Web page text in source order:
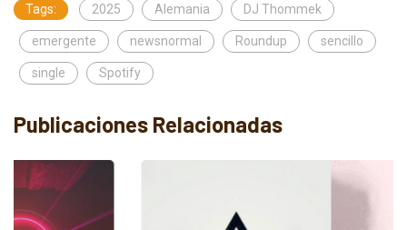
Tags: 2025 Alemania DJ Thommek
emergente newsnormal Roundup sencillo
single Spotify
Publicaciones Relacionadas